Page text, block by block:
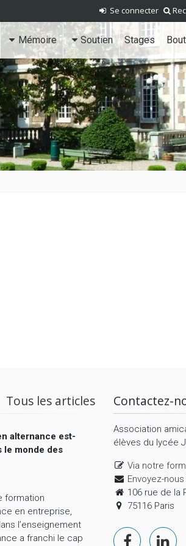
Se connecter
Mémoire Soutien Stages
Tous les articles
alternance est-
le monde des
formation
en entreprise,
l’enseignement
a franchi le cap
Contactez-
Association
élèves du lycée
Via notre
Envoyez-
106 rue de la
75116 Paris